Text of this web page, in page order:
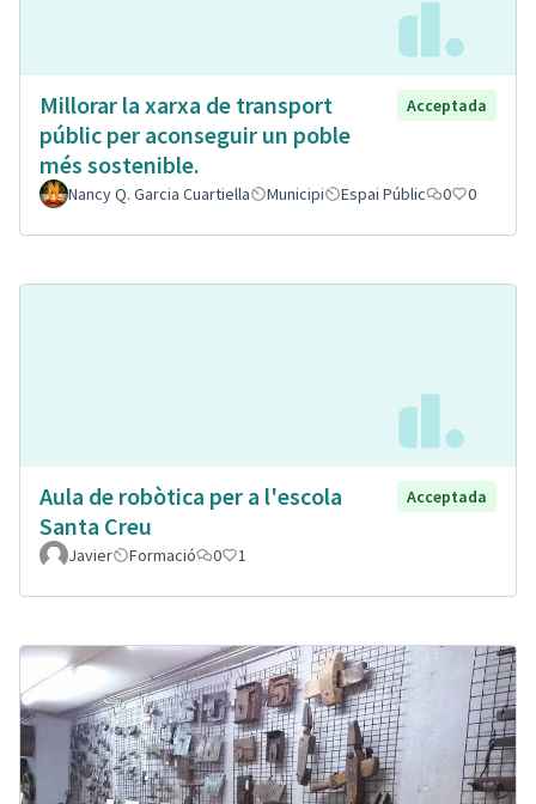
Millorar la xarxa de transport
públic per aconseguir un poble
més sostenible.
Acceptada
Nancy Q. Garcia Cuartiella Municipi Espai Públic 0 0
Aula de robòtica per a l'escola
Santa Creu
Acceptada
Javier Formació 0 1